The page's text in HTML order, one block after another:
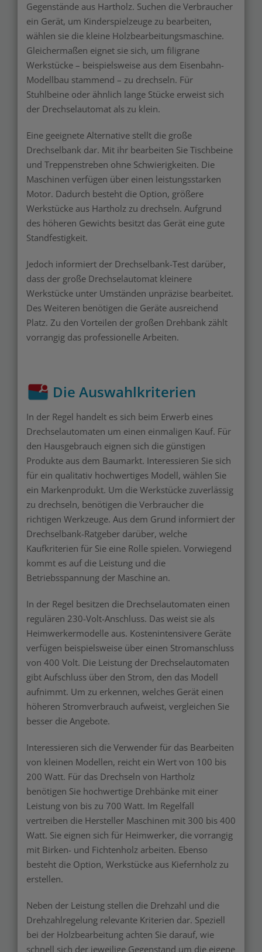
Gegenstände aus Hartholz. Suchen die Verbraucher
ein Gerät, um Kinderspielzeuge zu bearbeiten,
wählen sie die kleine Holzbearbeitungsmaschine.
Gleichermaßen eignet sie sich, um filigrane
Werkstücke – beispielsweise aus dem Eisenbahn-
Modellbau stammend – zu drechseln. Für
Stuhlbeine oder ähnlich lange Stücke erweist sich
der Drechselautomat als zu klein.
Eine geeignete Alternative stellt die große
Drechselbank dar. Mit ihr bearbeiten Sie Tischbeine
und Treppenstreben ohne Schwierigkeiten. Die
Maschinen verfügen über einen leistungsstarken
Motor. Dadurch besteht die Option, größere
Werkstücke aus Hartholz zu drechseln. Aufgrund
des höheren Gewichts besitzt das Gerät eine gute
Standfestigkeit.
Jedoch informiert der Drechselbank-Test darüber,
dass der große Drechselautomat kleinere
Werkstücke unter Umständen unpräzise bearbeitet.
Des Weiteren benötigen die Geräte ausreichend
Platz. Zu den Vorteilen der großen Drehbank zählt
vorrangig das professionelle Arbeiten.
Die Auswahlkriterien
In der Regel handelt es sich beim Erwerb eines
Drechselautomaten um einen einmaligen Kauf. Für
den Hausgebrauch eignen sich die günstigen
Produkte aus dem Baumarkt. Interessieren Sie sich
für ein qualitativ hochwertiges Modell, wählen Sie
ein Markenprodukt. Um die Werkstücke zuverlässig
zu drechseln, benötigen die Verbraucher die
richtigen Werkzeuge. Aus dem Grund informiert der
Drechselbank-Ratgeber darüber, welche
Kaufkriterien für Sie eine Rolle spielen. Vorwiegend
kommt es auf die Leistung und die
Betriebsspannung der Maschine an.
In der Regel besitzen die Drechselautomaten einen
regulären 230-Volt-Anschluss. Das weist sie als
Heimwerkermodelle aus. Kostenintensivere Geräte
verfügen beispielsweise über einen Stromanschluss
von 400 Volt. Die Leistung der Drechselautomaten
gibt Aufschluss über den Strom, den das Modell
aufnimmt. Um zu erkennen, welches Gerät einen
höheren Stromverbrauch aufweist, vergleichen Sie
besser die Angebote.
Interessieren sich die Verwender für das Bearbeiten
von kleinen Modellen, reicht ein Wert von 100 bis
200 Watt. Für das Drechseln von Hartholz
benötigen Sie hochwertige Drehbänke mit einer
Leistung von bis zu 700 Watt. Im Regelfall
vertreiben die Hersteller Maschinen mit 300 bis 400
Watt. Sie eignen sich für Heimwerker, die vorrangig
mit Birken- und Fichtenholz arbeiten. Ebenso
besteht die Option, Werkstücke aus Kiefernholz zu
erstellen.
Neben der Leistung stellen die Drehzahl und die
Drehzahlregelung relevante Kriterien dar. Speziell
bei der Holzbearbeitung achten Sie darauf, wie
schnell sich der jeweilige Gegenstand um die eigene